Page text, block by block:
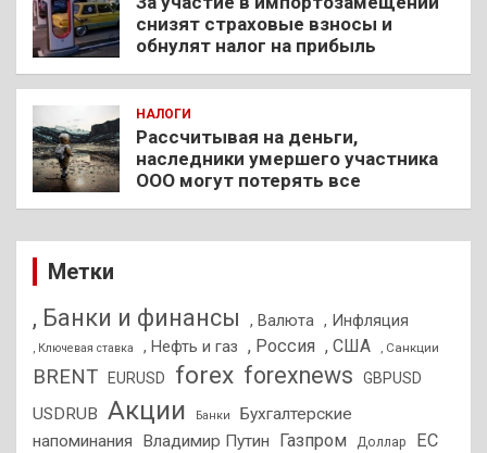
снизят страховые взносы и
обнулят налог на прибыль
НАЛОГИ
Рассчитывая на деньги,
наследники умершего участника
ООО могут потерять все
Метки
, Банки и финансы , Валюта , Инфляция
, Ключевая ставка , Нефть и газ , Россия , США , Санкции
BRENT EURUSD forex forexnews GBPUSD
USDRUB Акции Банки
Бухгалтерские
напоминания
Владимир Путин Газпром Доллар ЕС